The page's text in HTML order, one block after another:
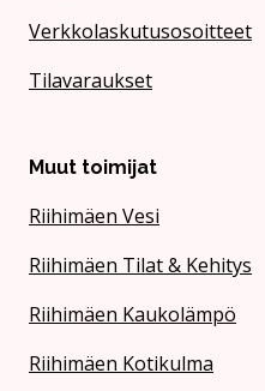
Verkkolaskutusosoitteet
Tilavaraukset
Muut toimijat
Riihimäen Vesi
Riihimäen Tilat & Kehitys
Riihimäen Kaukolämpö
Riihimäen Kotikulma